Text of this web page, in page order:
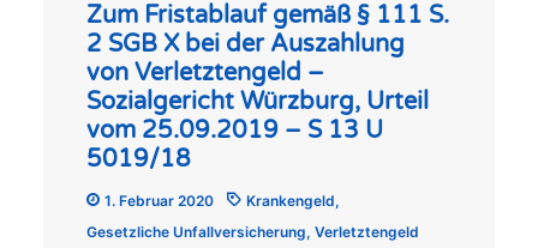
Zum Fristablauf gemäß § 111 S.
2 SGB X bei der Auszahlung
von Verletztengeld –
Sozialgericht Würzburg, Urteil
vom 25.09.2019 – S 13 U
5019/18
1. Februar 2020 Krankengeld,
Gesetzliche Unfallversicherung, Verletztengeld